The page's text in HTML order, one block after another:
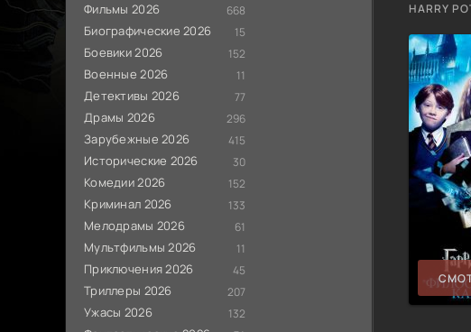
Фильмы 2026 668
Биографические 2026 15
Боевики 2026 152
Военные 2026 11
Детективы 2026 77
Драмы 2026 296
Зарубежные 2026 415
Исторические 2026 30
Комедии 2026 152
Криминал 2026 133
Мелодрамы 2026 61
Мультфильмы 2026 11
Приключения 2026 45
Триллеры 2026 207
Ужасы 2026 132
HARRY